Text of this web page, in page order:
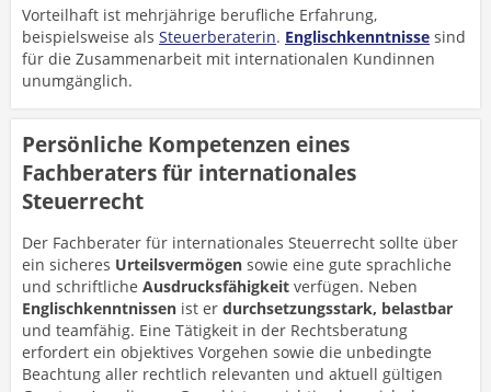
Vorteilhaft ist mehrjährige berufliche Erfahrung,
beispielsweise als Steuerberaterin. Englischkenntnisse sind
für die Zusammenarbeit mit internationalen Kundinnen
unumgänglich.
Persönliche Kompetenzen eines
Fachberaters für internationales
Steuerrecht
Der Fachberater für internationales Steuerrecht sollte über
ein sicheres Urteilsvermögen sowie eine gute sprachliche
und schriftliche Ausdrucksfähigkeit verfügen. Neben
Englischkenntnissen ist er durchsetzungsstark, belastbar
und teamfähig. Eine Tätigkeit in der Rechtsberatung
erfordert ein objektives Vorgehen sowie die unbedingte
Beachtung aller rechtlich relevanten und aktuell gültigen